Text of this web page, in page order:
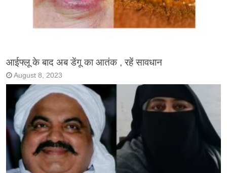
आईफ्लू के बाद अब डेंगू का आतंक , रहें सावधान
August 8, 2023